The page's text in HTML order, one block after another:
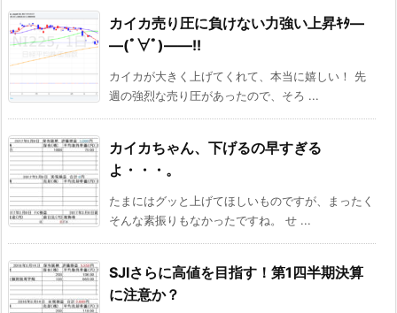
カイカ売り圧に負けない力強い上昇ｷﾀ―
―(ﾟ∀ﾟ)――!!
カイカが大きく上げてくれて、本当に嬉しい！ 先
週の強烈な売り圧があったので、そろ ...
カイカちゃん、下げるの早すぎる
よ・・・。
たまにはグッと上げてほしいものですが、まったく
そんな素振りもなかったですね。 せ ...
SJIさらに高値を目指す！第1四半期決算
に注意か？